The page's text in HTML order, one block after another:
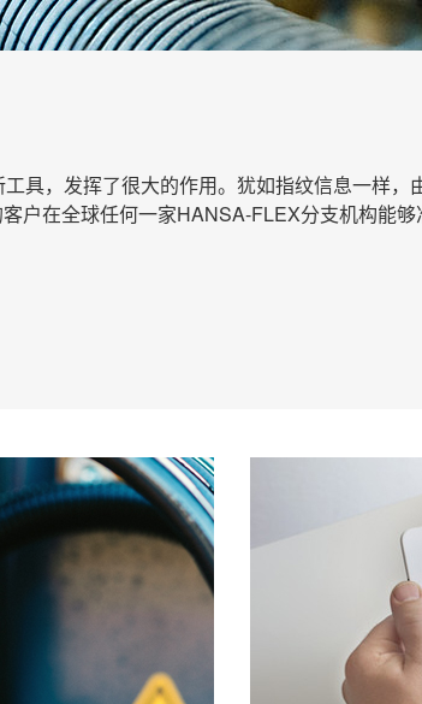
具，发挥了很大的作用。犹如指纹信息一样
户在全球任何一家HANSA-FLEX分支机构能够